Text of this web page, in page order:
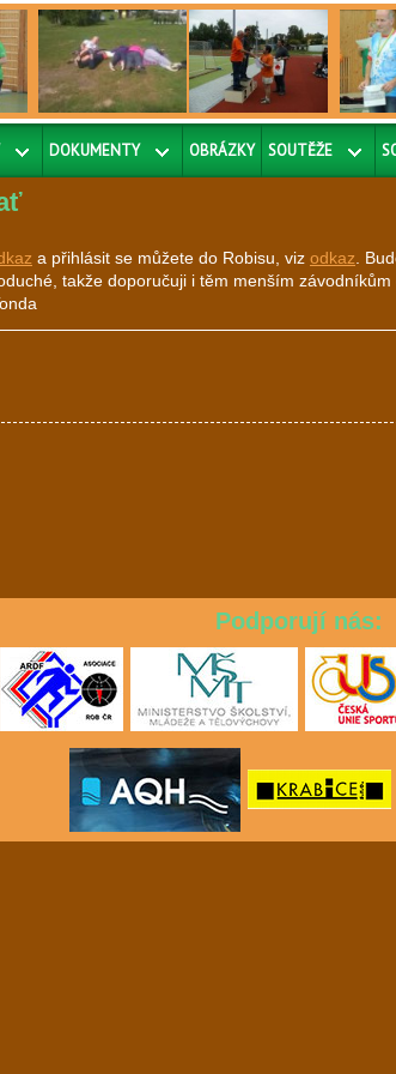
DOKUMENTY OBRÁZKY SOUTĚŽE
a přihlásit se můžete do Robisu, viz odkaz.
takže doporučuji i těm menším
Podporují nás: